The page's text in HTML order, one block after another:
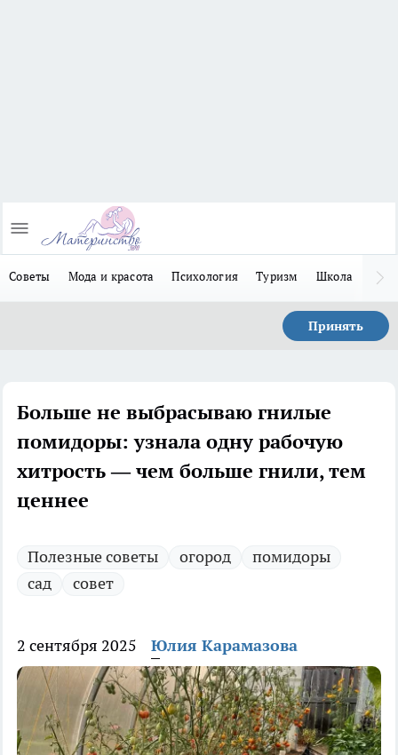
Советы Мода и красота Психология Туризм Школа
Принять
Больше не выбрасываю гнилые
помидоры: узнала одну рабочую
хитрость — чем больше гнили, тем
ценнее
Полезные советы огород
помидоры
сад
совет
2 сентября 2025 Юлия Карамазова